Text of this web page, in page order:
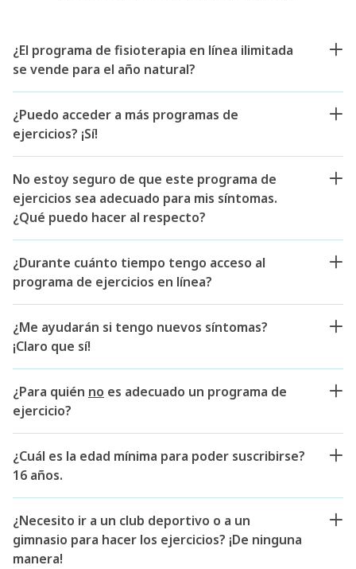
¿El programa de fisioterapia en línea ilimitada
se vende para el año natural?
¿Puedo acceder a más programas de
ejercicios? ¡Sí!
No estoy seguro de que este programa de
ejercicios sea adecuado para mis síntomas.
¿Qué puedo hacer al respecto?
¿Durante cuánto tiempo tengo acceso al
programa de ejercicios en línea?
¿Me ayudarán si tengo nuevos síntomas?
¡Claro que sí!
¿Para quién no es adecuado un programa de
ejercicio?
¿Cuál es la edad mínima para poder suscribirse?
16 años.
¿Necesito ir a un club deportivo o a un
gimnasio para hacer los ejercicios? ¡De ninguna
manera!